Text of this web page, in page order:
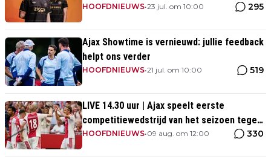
momenten uit clubhistorie
HOOFDNIEUWS•23 jul. om 10:00 295
Ajax Showtime is vernieuwd: jullie feedback
helpt ons verder
HOOFDNIEUWS•21 jul. om 10:00 519
LIVE 14.30 uur | Ajax speelt eerste
competitiewedstrijd van het seizoen tegen
PEC Zwolle
HOOFDNIEUWS•09 aug. om 12:00 330